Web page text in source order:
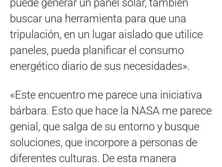
puede generar un panel solar, también
buscar una herramienta para que una
tripulación, en un lugar aislado que utilice
paneles, pueda planificar el consumo
energético diario de sus necesidades».
«Este encuentro me parece una iniciativa
bárbara. Esto que hace la NASA me parece
genial, que salga de su entorno y busque
soluciones, que incorpore a personas de
diferentes culturas. De esta manera